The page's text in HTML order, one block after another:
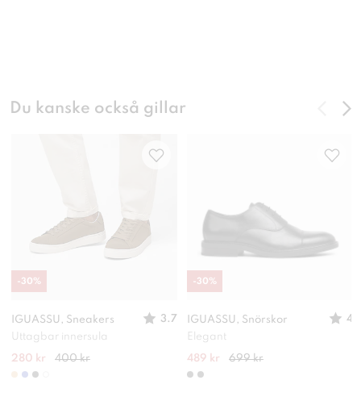
Du kanske också gillar
IGUASSU, Sneakers
3.7
Uttagbar innersula
280 kr 400 kr
-30%
IGUASSU, Snörskor
4
Elegant
489 kr 699 kr
-30%